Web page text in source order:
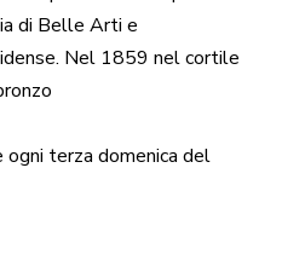
di Belle Arti e
. Nel 1859 nel cortile
ogni terza domenica del